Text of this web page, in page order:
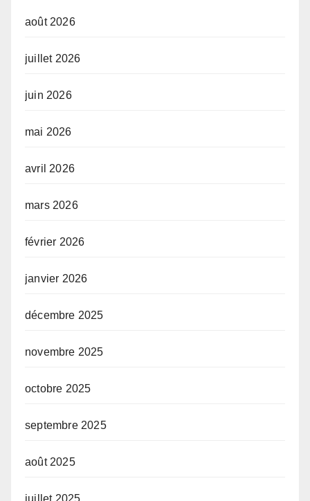
août 2026
juillet 2026
juin 2026
mai 2026
avril 2026
mars 2026
février 2026
janvier 2026
décembre 2025
novembre 2025
octobre 2025
septembre 2025
août 2025
juillet 2025